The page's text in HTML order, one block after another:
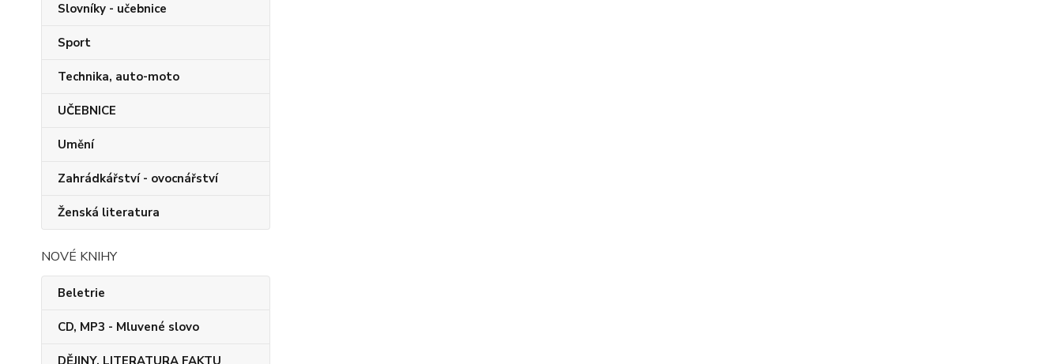
Slovníky - učebnice
Sport
Technika, auto-moto
UČEBNICE
Umění
Zahrádkářství - ovocnářství
Ženská literatura
NOVÉ KNIHY
Beletrie
CD, MP3 - Mluvené slovo
DĚJINY, LITERATURA FAKTU